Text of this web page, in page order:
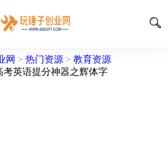
网 > 热门资源 > 教育资源